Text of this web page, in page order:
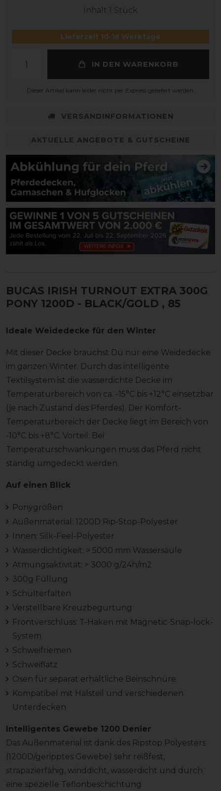
Inhalt 1 Stück
Lieferzeit 10-18 Werktage
IN DEN WARENKORB
Dieser Artikel kann leider nicht per Express geliefert werden.
VERSANDINFORMATIONEN
AKTUELLE ANGEBOTE & GUTSCHEINE
BUCAS IRISH TURNOUT EXTRA 300G
PONY 1200D - BLACK/GOLD , 85
Ideale Weidedecke für den Winter
Mit dieser Decke brauchst Du nur eine Weidedecke
im ganzen Winter. Durch das intelligente
Textilsystem ist die wasserdichte Decke im
Temperaturbereich von ca. -15°C bis +12°C einsetzbar
(je nach Zustand des Pferdes). Der Komfort-
Temperaturbereich der Decke liegt im Bereich von
-10°C bis +8°C. Vorteil: Bei
Temperaturschwankungen muss das Pferd nicht
ständig umgedeckt werden.
Auf einen Blick
Ponygrößen
Außenmaterial: 1200D Rip-Stop-Polyester
Innen: Silk-Feel-Polyester
Wasserdichtigkeit: > 5000 mm Wassersäule
Atmungsaktivität: > 3000 g/24h/m2
300g Füllung
Schulterfalten
Verstellbare Kreuzbegurtung
Frontverschluss: T-Haken mit Magnetic-Snap-lock-
System
Schweifriemen
Schweiflatz
Ösen für separat erhältliche Beinschnüre
Kompatibel mit Halsteil und verschiedenen
Unterdecken
Intelligentes Gewebe 1200 Denier
Das Außenmaterial ist dank des Ripstop Polyesters
(1200D/geripptes Gewebe) sehr reißfest,
strapazierfähig, winddicht, wasserdicht und durch
eine spezielle Teflonbeschichtung